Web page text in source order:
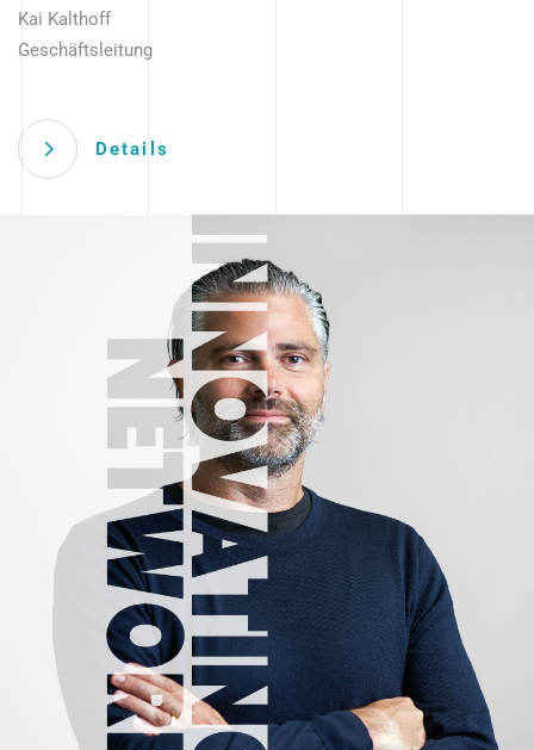
Kai Kalthoff
Geschäftsleitung
Details